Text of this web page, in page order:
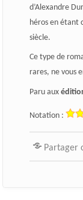
d’Alexandre
héros en étant
siècle.
Ce type de
rares, ne vous
Paru aux
Notation :
Partager